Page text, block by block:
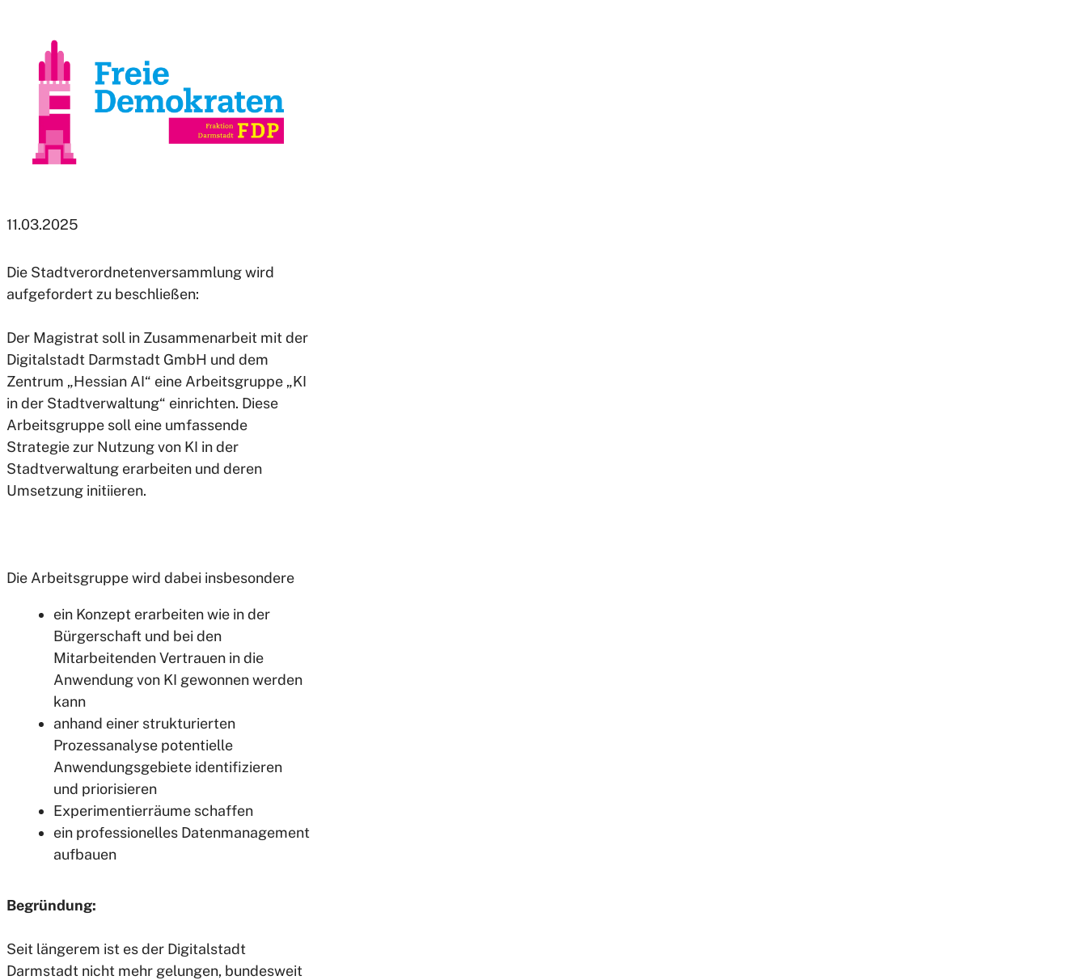
11.03.2025
Die Stadtverordnetenversammlung wird
aufgefordert zu beschließen:
Der Magistrat soll in Zusammenarbeit mit der
Digitalstadt Darmstadt GmbH und dem
Zentrum „Hessian AI“ eine Arbeitsgruppe „KI
in der Stadtverwaltung“ einrichten. Diese
Arbeitsgruppe soll eine umfassende
Strategie zur Nutzung von KI in der
Stadtverwaltung erarbeiten und deren
Umsetzung initiieren.
Die Arbeitsgruppe wird dabei insbesondere
ein Konzept erarbeiten wie in der
Bürgerschaft und bei den
Mitarbeitenden Vertrauen in die
Anwendung von KI gewonnen werden
kann
anhand einer strukturierten
Prozessanalyse potentielle
Anwendungsgebiete identifizieren
und priorisieren
Experimentierräume schaffen
ein professionelles Datenmanagement
aufbauen
Begründung:
Seit längerem ist es der Digitalstadt
Darmstadt nicht mehr gelungen, bundesweit